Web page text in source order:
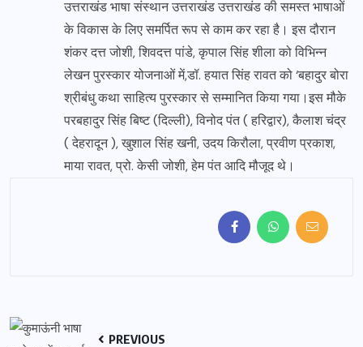
उत्तराखंड भाषा संस्थान उत्तराखंड उत्तराखंड की समस्त भाषाओं
के विकास के लिए समर्पित रूप से काम कर रहा है। इस दौरान
शंकर दत्त जोशी, शिवदत्त पांडे, कृपाल सिंह शीला को विभिन्न
लेखन पुरस्कार योजनाओं में,डॉ. हयात सिंह रावत को ‘बहादुर बोरा
श्रीबंधु कथा साहित्य पुरस्कार से सम्मानित किया गया।इस मौके
परबहादुर सिंह बिष्ट (दिल्ली), विनोद पंत ( हरिद्वार), कैलाश चंद्र
( देहरादून ), खुशाल सिंह खनी, उदय किरौला, प्रवीण प्रकाश,
माया रावत, प्रो. केसी जोशी, हेम पंत आदि मौजूद थे।
PREVIOUS